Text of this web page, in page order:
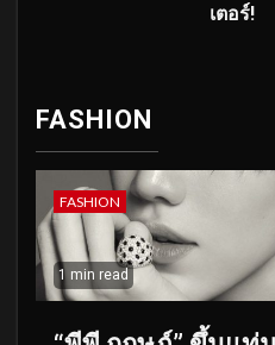
เตอร์!
FASHION
FASHION
1 min read